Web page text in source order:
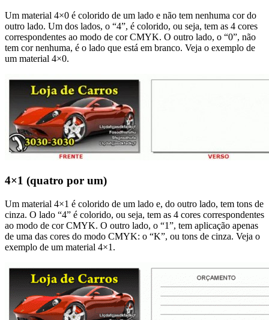
Um material 4×0 é colorido de um lado e não tem nenhuma cor do
outro lado. Um dos lados, o “4”, é colorido, ou seja, tem as 4 cores
correspondentes ao modo de cor CMYK. O outro lado, o “0”, não
tem cor nenhuma, é o lado que está em branco. Veja o exemplo de
um material 4×0.
4×1 (quatro por um)
Um material 4×1 é colorido de um lado e, do outro lado, tem tons de
cinza. O lado “4” é colorido, ou seja, tem as 4 cores correspondentes
ao modo de cor CMYK. O outro lado, o “1”, tem aplicação apenas
de uma das cores do modo CMYK: o “K”, ou tons de cinza. Veja o
exemplo de um material 4×1.